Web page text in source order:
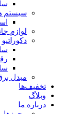
سیستم
لوازم
دکوراتیو
مبدل
تخفیف‌ها
وبلاگ
درباره ما